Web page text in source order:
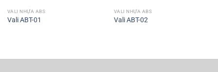
VALI NHỰA ABS
Vali ABT-01
VALI NHỰA ABS
Vali ABT-02